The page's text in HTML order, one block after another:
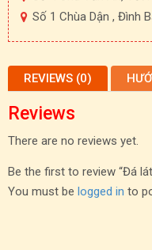
Số 1 Chùa Dận , Đình
REVIEWS (0)
Reviews
There are no reviews yet.
Be the first to review “Đá
You must be logged in to